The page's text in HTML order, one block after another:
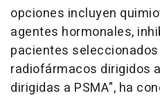
opciones incluyen
agentes hormonales,
pacientes
radiofármacos dirigidos
dirigidas a PSMA", ha